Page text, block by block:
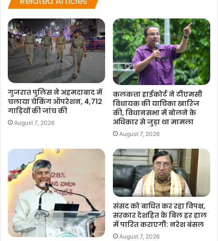
o
k
A
p
p
e
r
i
n
k
गुजरात पुलिस ने अहमदाबाद में
चलाया चेकिंग ऑपरेशन, 4,712
गाड़ियों की जांच की
August 7, 2026
कलकत्ता हाईकोर्ट ने टीएमसी
विधायक की याचिका खारिज
की, विधानसभा में बोलने के
अधिकार से जुड़ा था मामला
August 7, 2026
संसद को बाधित कर रहा विपक्ष,
सरकार देशहित के बिल हर हाल
में पारित कराएगी: नरेश बंसल
August 7, 2026